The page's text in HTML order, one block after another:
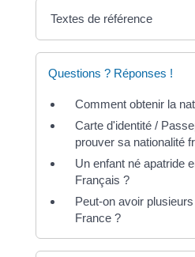
Textes de référence
Questions ? Réponses !
Comment obtenir la
Carte d'identité /
prouver sa nationalité
Un enfant né apatride
Français ?
Peut-on avoir
France ?